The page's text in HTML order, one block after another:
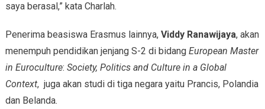
saya berasal,” kata Charlah.
Penerima beasiswa Erasmus lainnya, Viddy Ranawijaya, akan
menempuh pendidikan jenjang S-2 di bidang European Master
in Euroculture: Society, Politics and Culture in a Global
Context, juga akan studi di tiga negara yaitu Prancis, Polandia
dan Belanda.